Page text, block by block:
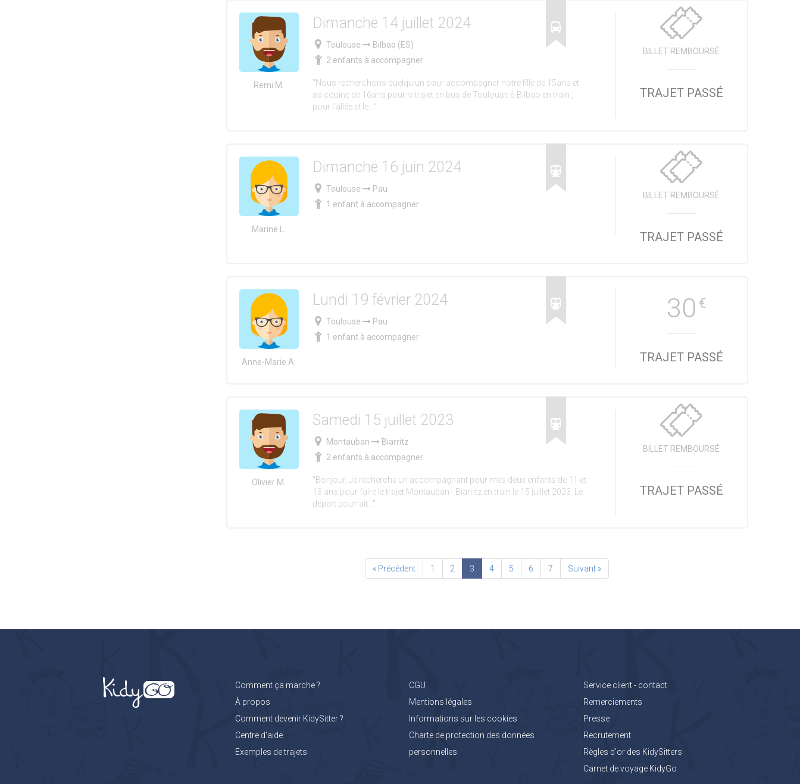
Remi M.
Dimanche 14 juillet 2024
Toulouse
Bilbao (ES)
2 enfants à accompagner
"Nous recherchons quelqu'un pour accompagner notre fille de 15ans et
sa copine de 16ans pour le trajet en bus de Toulouse à Bilbao en train ,
pour l'allée et le..."
BILLET REMBOURSÉ
TRAJET PASSÉ
Marine L.
Dimanche 16 juin 2024
Toulouse
Pau
1 enfant à accompagner
BILLET REMBOURSÉ
TRAJET PASSÉ
Anne-Marie A.
Lundi 19 février 2024
Toulouse
Pau
1 enfant à accompagner
30 €
TRAJET PASSÉ
Olivier M.
Samedi 15 juillet 2023
Montauban
Biarritz
2 enfants à accompagner
"Bonjour, Je recherche un accompagnant pour mes deux enfants de 11 et
13 ans pour faire le trajet Montauban - Biarritz en train le 15 juillet 2023. Le
départ pourrait..."
BILLET REMBOURSÉ
TRAJET PASSÉ
« Précédent 1 2 3 4 5 6 7 Suivant »
Comment ça marche ?
À propos
Comment devenir KidySitter ?
Centre d'aide
Exemples de trajets
CGU
Mentions légales
Informations sur les cookies
Charte de protection des données
personnelles
Service client - contact
Remerciements
Presse
Recrutement
Règles d'or des KidySitters
Carnet de voyage KidyGo